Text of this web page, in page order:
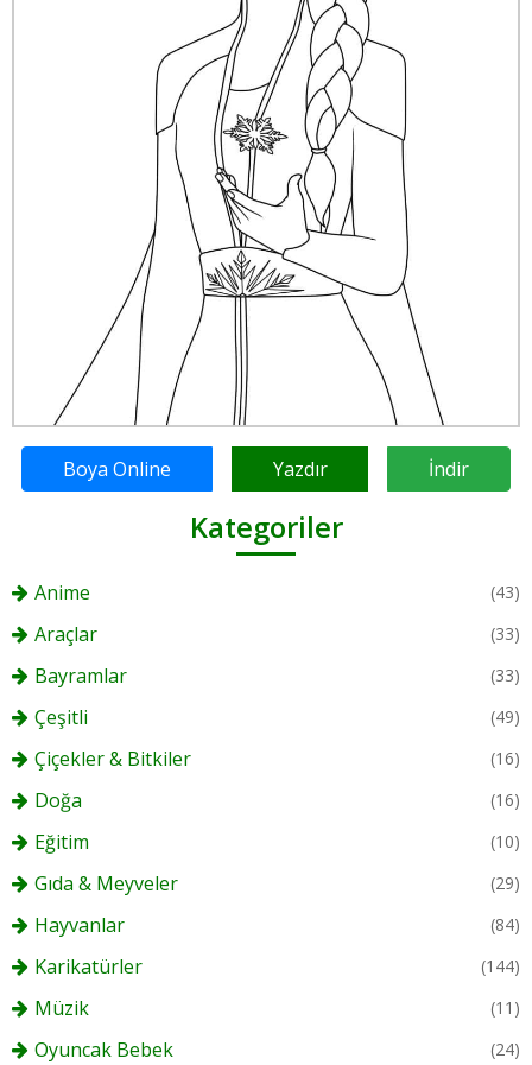
Boya Online Yazdır İndir
Kategoriler
Anime (43)
Araçlar (33)
Bayramlar (33)
Çeşitli (49)
Çiçekler & Bitkiler (16)
Doğa (16)
Eğitim (10)
Gıda & Meyveler (29)
Hayvanlar (84)
Karikatürler (144)
Müzik (11)
Oyuncak Bebek (24)